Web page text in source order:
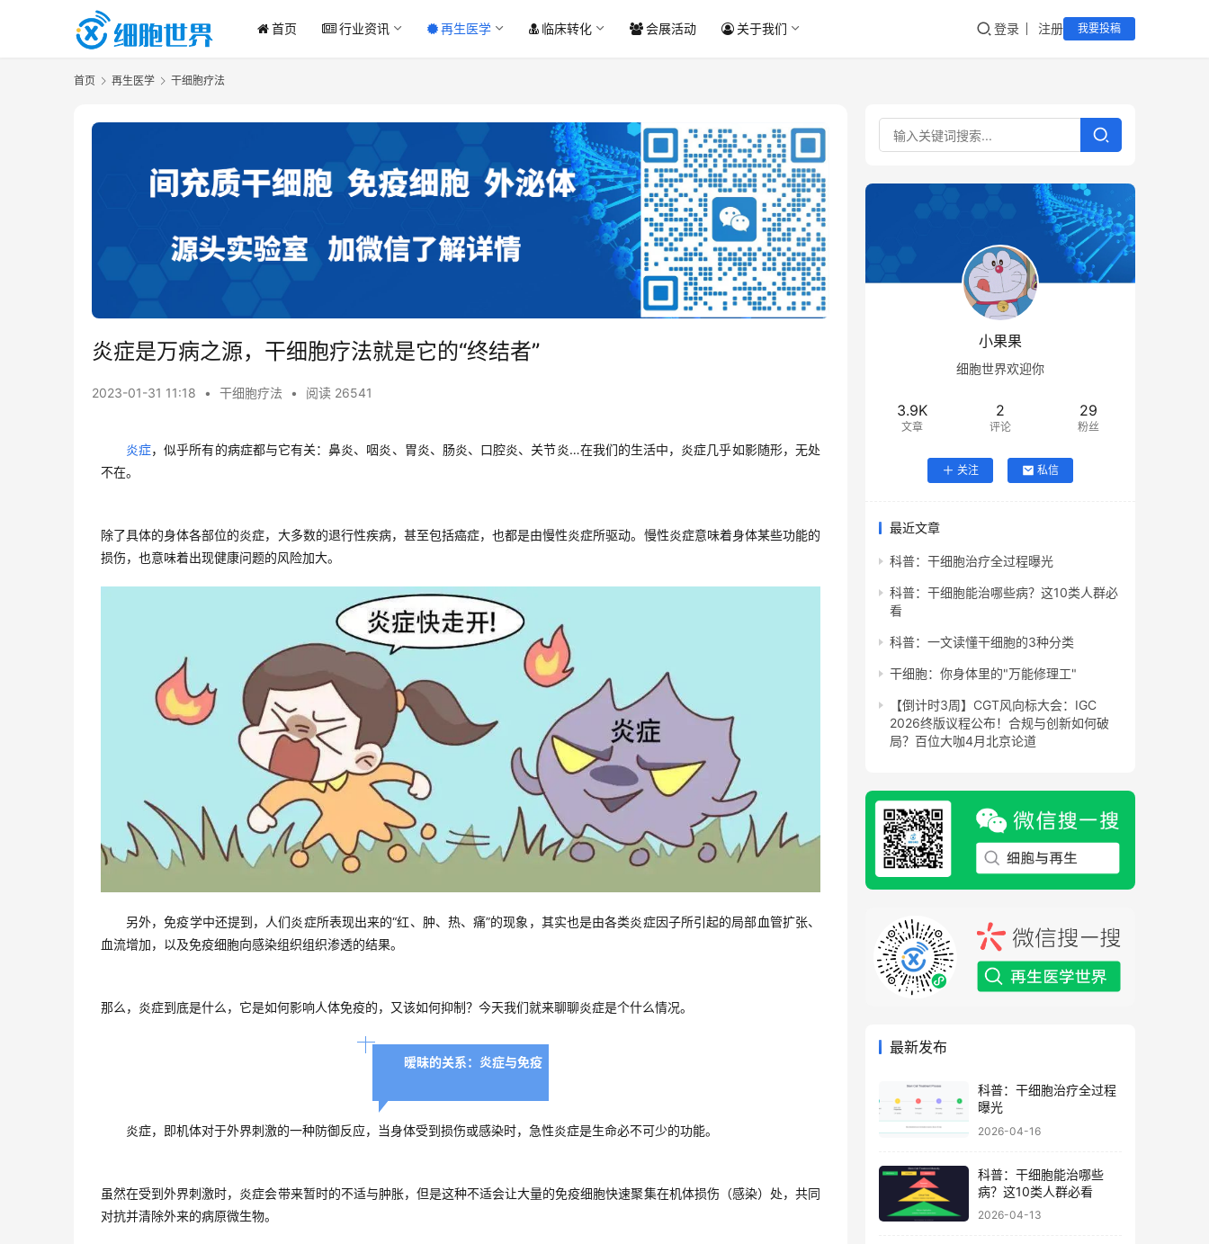
首页 行业资讯 再生医学 临床转化 会展活动 关于我们 登录 注册 我要投稿
首页 再生医学 干细胞疗法
炎症是万病之源，干细胞疗法就是它的“终结者”
2023-01-31 11:18 • 干细胞疗法 • 阅读 26541
炎症，似乎所有的病症都与它有关：鼻炎、咽炎、胃炎、肠炎、口腔炎、关节炎…在我们的生活中，炎症几乎如影随形，无处
不在。
除了具体的身体各部位的炎症，大多数的退行性疾病，甚至包括癌症，也都是由慢性炎症所驱动。慢性炎症意味着身体某些功能的
损伤，也意味着出现健康问题的风险加大。
另外，免疫学中还提到，人们炎症所表现出来的“红、肿、热、痛”的现象，其实也是由各类炎症因子所引起的局部血管扩张、
血流增加，以及免疫细胞向感染组织组织渗透的结果。
那么，炎症到底是什么，它是如何影响人体免疫的，又该如何抑制？今天我们就来聊聊炎症是个什么情况。
暧昧的关系：炎症与免疫
炎症，即机体对于外界刺激的一种防御反应，当身体受到损伤或感染时，急性炎症是生命必不可少的功能。
虽然在受到外界刺激时，炎症会带来暂时的不适与肿胀，但是这种不适会让大量的免疫细胞快速聚集在机体损伤（感染）处，共同
对抗并清除外来的病原微生物。
小果果
细胞世界欢迎你
3.9K
文章
2
评论
29
粉丝
关注 私信
最近文章
科普：干细胞治疗全过程曝光
科普：干细胞能治哪些病？这10类人群必
看
科普：一文读懂干细胞的3种分类
干细胞：你身体里的"万能修理工"
【倒计时3周】CGT风向标大会：IGC
2026终版议程公布！合规与创新如何破
局？百位大咖4月北京论道
最新发布
科普：干细胞治疗全过程
曝光
2026-04-16
科普：干细胞能治哪些
病？这10类人群必看
2026-04-13